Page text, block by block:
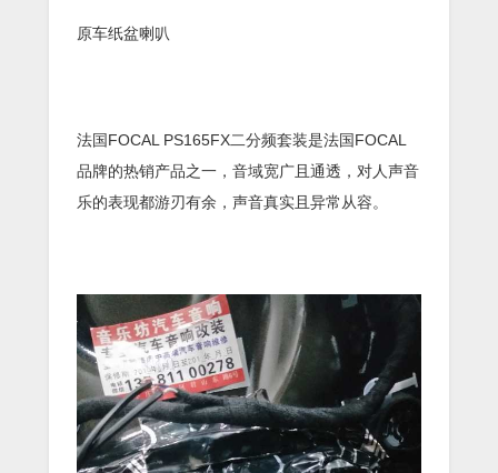
原车纸盆喇叭
法国FOCAL PS165FX二分频套装是法国FOCAL
品牌的热销产品之一，音域宽广且通透，对人声音
乐的表现都游刃有余，声音真实且异常从容。